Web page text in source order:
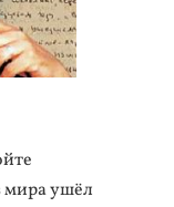
мира ушёл